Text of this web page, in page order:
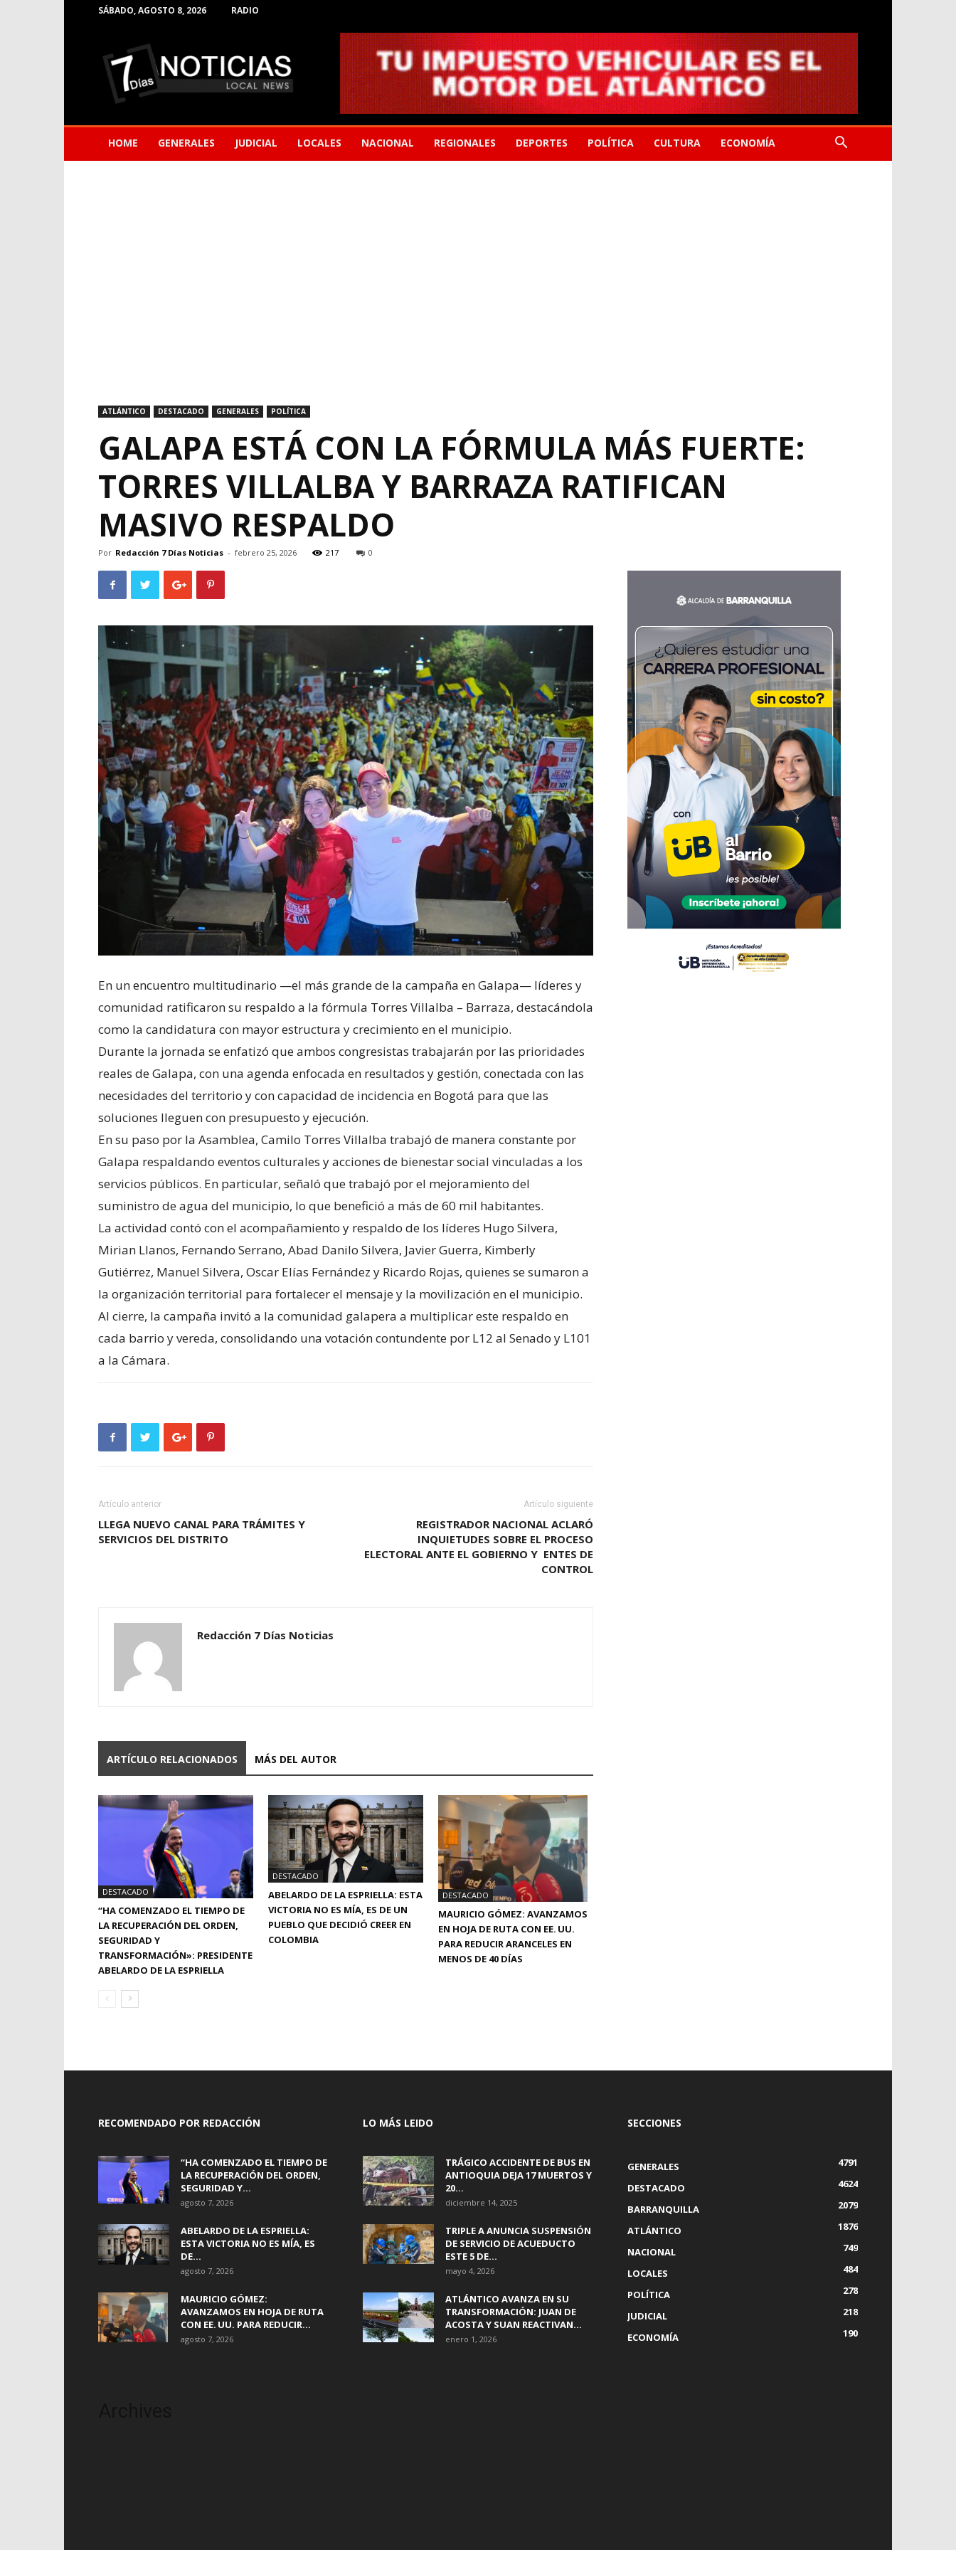
SÁBADO, AGOSTO 8, 2026 RADIO
Noticias
de
Barranquilla
HOME GENERALES JUDICIAL LOCALES NACIONAL REGIONALES DEPORTES POLÍTICA CULTURA ECONOMÍA
ATLÁNTICO DESTACADO GENERALES POLÍTICA
GALAPA ESTÁ CON LA FÓRMULA MÁS FUERTE:
TORRES VILLALBA Y BARRAZA RATIFICAN
MASIVO RESPALDO
Por Redacción 7 Días Noticias - febrero 25, 2026 217 0
En un encuentro multitudinario —el más grande de la campaña en Galapa— líderes y
comunidad ratificaron su respaldo a la fórmula Torres Villalba – Barraza, destacándola
como la candidatura con mayor estructura y crecimiento en el municipio.
Durante la jornada se enfatizó que ambos congresistas trabajarán por las prioridades
reales de Galapa, con una agenda enfocada en resultados y gestión, conectada con las
necesidades del territorio y con capacidad de incidencia en Bogotá para que las
soluciones lleguen con presupuesto y ejecución.
En su paso por la Asamblea, Camilo Torres Villalba trabajó de manera constante por
Galapa respaldando eventos culturales y acciones de bienestar social vinculadas a los
servicios públicos. En particular, señaló que trabajó por el mejoramiento del
suministro de agua del municipio, lo que benefició a más de 60 mil habitantes.
La actividad contó con el acompañamiento y respaldo de los líderes Hugo Silvera,
Mirian Llanos, Fernando Serrano, Abad Danilo Silvera, Javier Guerra, Kimberly
Gutiérrez, Manuel Silvera, Oscar Elías Fernández y Ricardo Rojas, quienes se sumaron a
la organización territorial para fortalecer el mensaje y la movilización en el municipio.
Al cierre, la campaña invitó a la comunidad galapera a multiplicar este respaldo en
cada barrio y vereda, consolidando una votación contundente por L12 al Senado y L101
a la Cámara.
Artículo anterior
LLEGA NUEVO CANAL PARA TRÁMITES Y
SERVICIOS DEL DISTRITO
Artículo siguiente
REGISTRADOR NACIONAL ACLARÓ
INQUIETUDES SOBRE EL PROCESO
ELECTORAL ANTE EL GOBIERNO Y ENTES DE
CONTROL
Redacción 7 Días Noticias
ARTÍCULO RELACIONADOS MÁS DEL AUTOR
DESTACADO
“HA COMENZADO EL TIEMPO DE
LA RECUPERACIÓN DEL ORDEN,
SEGURIDAD Y
TRANSFORMACIÓN»: PRESIDENTE
ABELARDO DE LA ESPRIELLA
DESTACADO
ABELARDO DE LA ESPRIELLA: ESTA
VICTORIA NO ES MÍA, ES DE UN
PUEBLO QUE DECIDIÓ CREER EN
COLOMBIA
DESTACADO
MAURICIO GÓMEZ: AVANZAMOS
EN HOJA DE RUTA CON EE. UU.
PARA REDUCIR ARANCELES EN
MENOS DE 40 DÍAS
RECOMENDADO POR REDACCIÓN
“HA COMENZADO EL TIEMPO DE
LA RECUPERACIÓN DEL ORDEN,
SEGURIDAD Y...
agosto 7, 2026
ABELARDO DE LA ESPRIELLA:
ESTA VICTORIA NO ES MÍA, ES
DE...
agosto 7, 2026
MAURICIO GÓMEZ:
AVANZAMOS EN HOJA DE RUTA
CON EE. UU. PARA REDUCIR...
agosto 7, 2026
LO MÁS LEIDO
TRÁGICO ACCIDENTE DE BUS EN
ANTIOQUIA DEJA 17 MUERTOS Y
20...
diciembre 14, 2025
TRIPLE A ANUNCIA SUSPENSIÓN
DE SERVICIO DE ACUEDUCTO
ESTE 5 DE...
mayo 4, 2026
ATLÁNTICO AVANZA EN SU
TRANSFORMACIÓN: JUAN DE
ACOSTA Y SUAN REACTIVAN...
enero 1, 2026
SECCIONES
GENERALES
4791
DESTACADO
4624
BARRANQUILLA
2079
ATLÁNTICO
1876
NACIONAL
749
LOCALES
484
POLÍTICA
278
JUDICIAL
218
ECONOMÍA
190